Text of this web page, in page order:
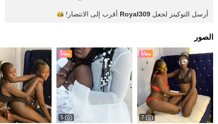
أرسل التوكينز لجعل Royal309 أقرب إلى الانتصار!
الصور
مجاناً
7
مجاناً
5